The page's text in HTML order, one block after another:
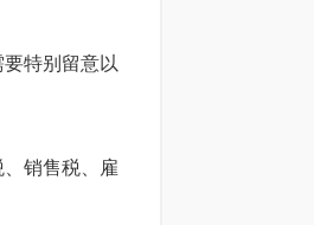
特别留意以
销售税、雇